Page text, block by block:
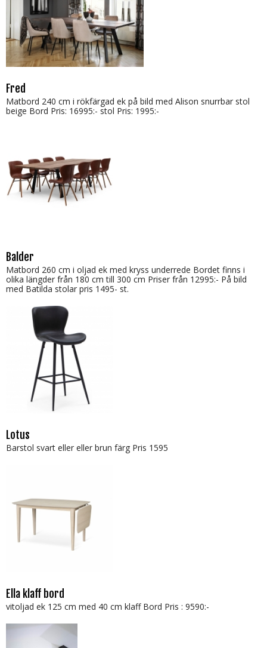
Fred
Matbord 240 cm i rökfärgad ek på bild med Alison snurrbar stol
beige Bord Pris: 16995:- stol Pris: 1995:-
Balder
Matbord 260 cm i oljad ek med kryss underrede Bordet finns i
olika längder från 180 cm till 300 cm Priser från 12995:- På bild
med Batilda stolar pris 1495- st.
Lotus
Barstol svart eller eller brun färg Pris 1595
Ella klaff bord
vitoljad ek 125 cm med 40 cm klaff Bord Pris : 9590:-